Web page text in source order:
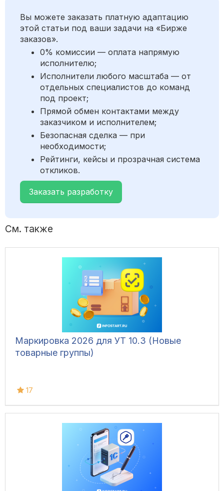
Вы можете заказать платную адаптацию
этой статьи под ваши задачи на «Бирже
заказов».
0% комиссии — оплата напрямую
исполнителю;
Исполнители любого масштаба — от
отдельных специалистов до команд
под проект;
Прямой обмен контактами между
заказчиком и исполнителем;
Безопасная сделка — при
необходимости;
Рейтинги, кейсы и прозрачная система
откликов.
Заказать разработку
См. также
Маркировка 2026 для УТ 10.3 (Новые
товарные группы)
17